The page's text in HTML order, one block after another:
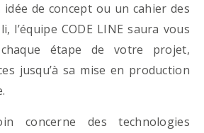
idée de concept ou un cahier des
l’équipe CODE LINE saura vous
étape de votre projet,
jusqu’à sa mise en production
concerne des technologies